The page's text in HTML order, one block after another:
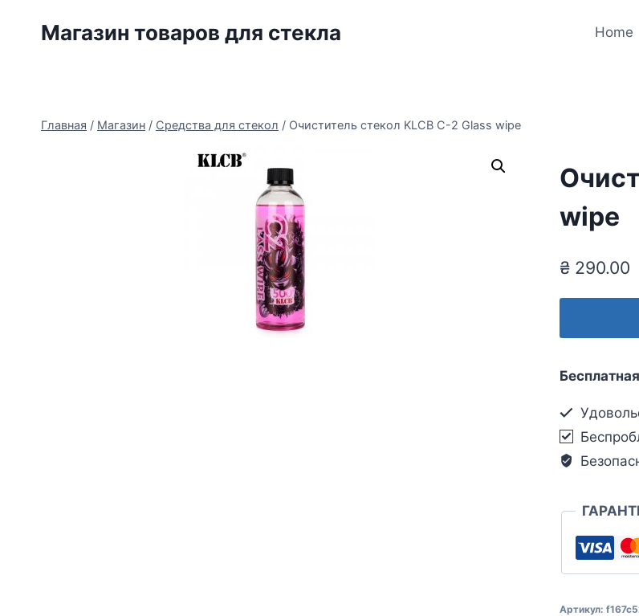
Магазин товаров для стекла Home
Главная / Магазин / Средства для стекол / Очиститель стекол KLCB С-2 Glass wipe
wipe
₴290.00
Артикул: